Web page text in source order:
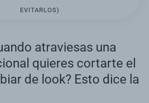
EVITARLOS)
atraviesas una
quieres cortarte el
de look? Esto dice la